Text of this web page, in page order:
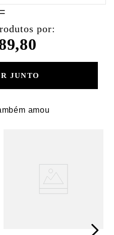
por:
JUNTO
amou